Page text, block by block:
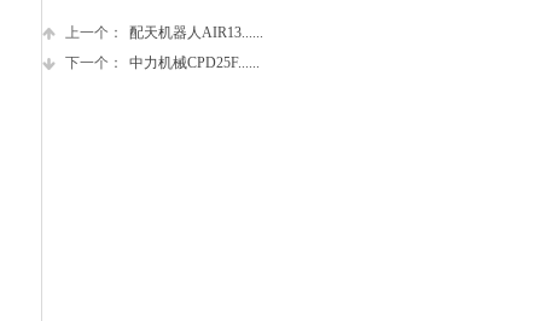
上一个：
配天机器人AIR13......
下一个：
中力机械CPD25F......